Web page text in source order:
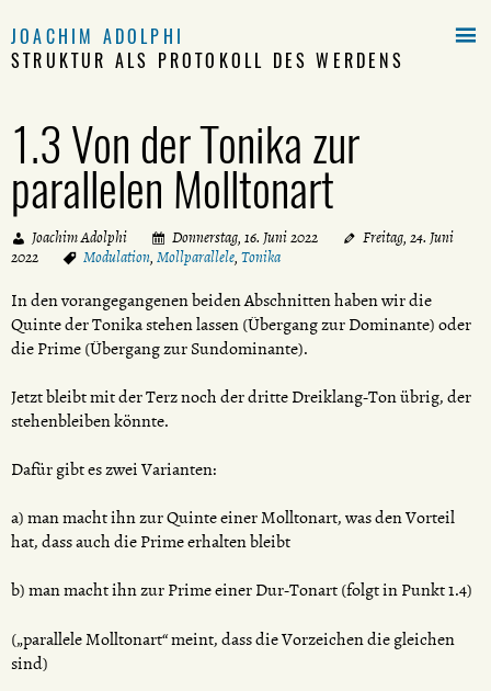
JOACHIM ADOLPHI
STRUKTUR ALS PROTOKOLL DES WERDENS
1.3 Von der Tonika zur
parallelen Molltonart
Joachim Adolphi Donnerstag, 16. Juni 2022
Freitag, 24. Juni
2022
Modulation, Mollparallele, Tonika
In den vorangegangenen beiden Abschnitten haben wir die
Quinte der Tonika stehen lassen (Übergang zur Dominante) oder
die Prime (Übergang zur Sundominante).
Jetzt bleibt mit der Terz noch der dritte Dreiklang-Ton übrig, der
stehenbleiben könnte.
Dafür gibt es zwei Varianten:
a) man macht ihn zur Quinte einer Molltonart, was den Vorteil
hat, dass auch die Prime erhalten bleibt
b) man macht ihn zur Prime einer Dur-Tonart (folgt in Punkt 1.4)
(„parallele Molltonart“ meint, dass die Vorzeichen die gleichen
sind)
